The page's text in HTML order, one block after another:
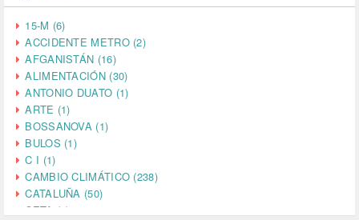
15-M (6)
ACCIDENTE METRO (2)
AFGANISTÁN (16)
ALIMENTACIÓN (30)
ANTONIO DUATO (1)
ARTE (1)
BOSSANOVA (1)
BULOS (1)
C I (1)
CAMBIO CLIMÁTICO (238)
CATALUÑA (50)
CETA (2)